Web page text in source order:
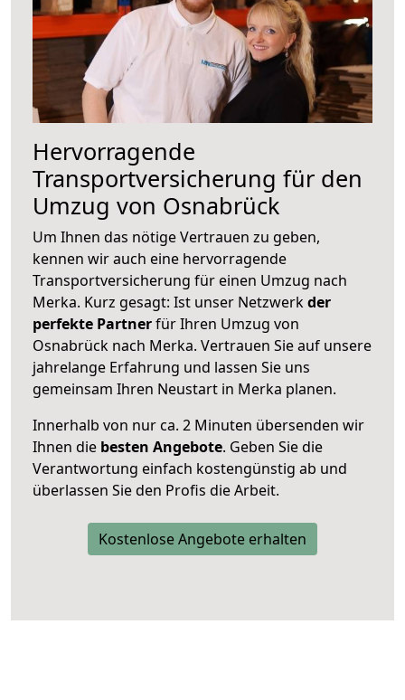
Hervorragende
Transportversicherung für den
Umzug von Osnabrück
Um Ihnen das nötige Vertrauen zu geben,
kennen wir auch eine hervorragende
Transportversicherung für einen Umzug nach
Merka. Kurz gesagt: Ist unser Netzwerkder
perfekte Partnerfür Ihren Umzug von
Osnabrück nach Merka. Vertrauen Sie auf unsere
jahrelange Erfahrung und lassen Sie uns
gemeinsam Ihren Neustart in Merka planen.
Innerhalb von nur ca. 2 Minuten übersenden wir
Ihnen die besten Angebote. Geben Sie die
Verantwortung einfach kostengünstig ab und
überlassen Sie den Profis die Arbeit.
Kostenlose Angebote erhalten